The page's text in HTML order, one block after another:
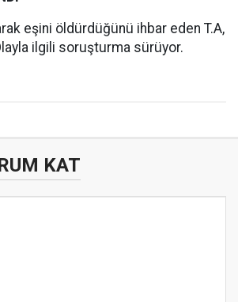
eşini öldürdüğünü ihbar eden T.A,
ilgili soruşturma sürüyor.
KAT